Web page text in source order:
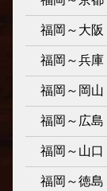
福岡～大阪
福岡～兵庫
福岡～岡山
福岡～広島
福岡～山口
福岡～徳島